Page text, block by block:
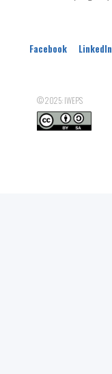
Facebook LinkedIn
© 2025: IWEPS